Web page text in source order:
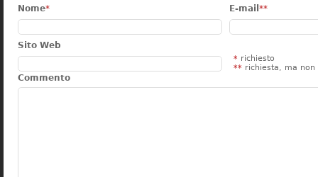
Nome* E-mail **
Sito Web
* richiesto
** richiesta, ma non
Commento